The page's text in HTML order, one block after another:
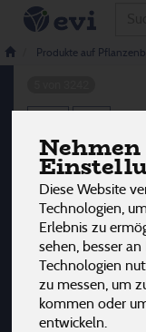
Nehmen
Diese Website
Technologien,
Erlebnis zu
sehen, besser
Technologien
zu messen, um
kommen oder
entwickeln.
Produkte auf
Hersteller